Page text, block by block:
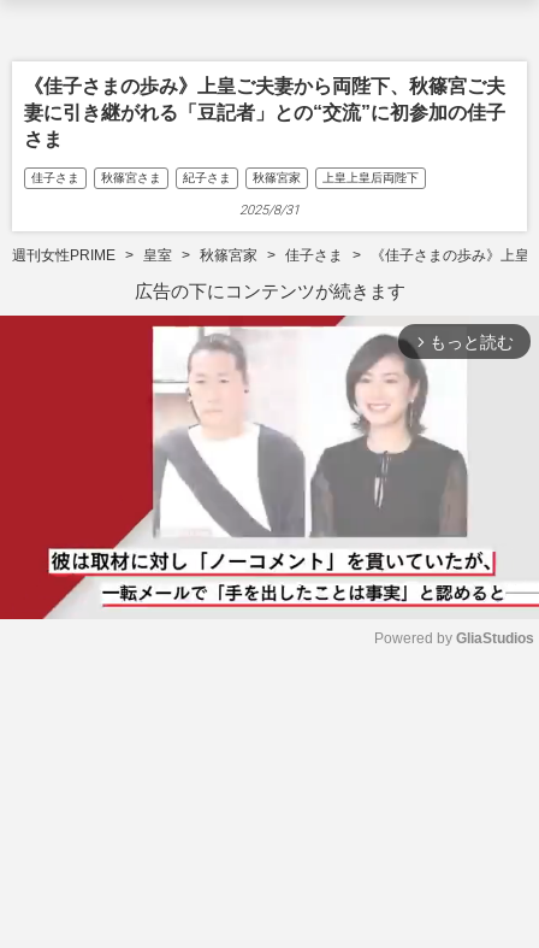
《佳子さまの歩み》上皇ご夫妻から両陛下、秋篠宮ご夫
妻に引き継がれる「豆記者」との“交流”に初参加の佳子
さま
佳子さま 秋篠宮さま 紀子さま 秋篠宮家 上皇上皇后両陛下
2025/8/31
週刊女性PRIME 皇室 秋篠宮家 佳子さま 《佳子さまの歩み》上
広告の下にコンテンツが続きます
arrow_forward_ios もっと読む
Powered by GliaStudios